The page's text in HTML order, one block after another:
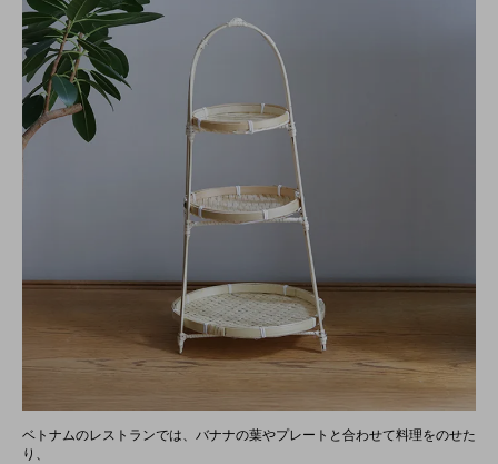
ベトナムのレストランでは、バナナの葉やプレートと合わせて料理をのせた
り、